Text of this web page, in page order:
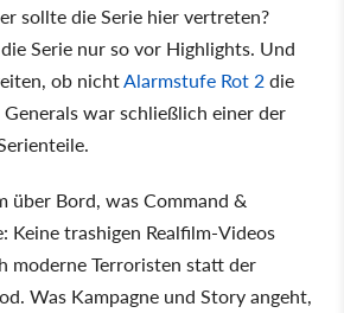
sollte die Serie hier vertreten?
Serie nur so vor Highlights. Und
ob nichtAlarmstufe Rot 2die
war schließlich einer der
über Bord, was Command &
Keine trashigen Realfilm-Videos
moderne Terroristen statt der
Was Kampagne und Story angeht,